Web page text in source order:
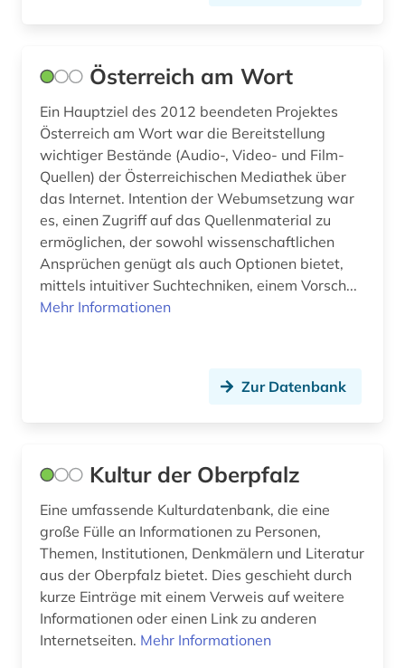
Österreich am Wort
Ein Hauptziel des 2012 beendeten Projektes
Österreich am Wort war die Bereitstellung
wichtiger Bestände (Audio-, Video- und Film-
Quellen) der Österreichischen Mediathek über
das Internet. Intention der Webumsetzung war
es, einen Zugriff auf das Quellenmaterial zu
ermöglichen, der sowohl wissenschaftlichen
Ansprüchen genügt als auch Optionen bietet,
mittels intuitiver Suchtechniken, einem Vorsch...
Mehr Informationen
Zur Datenbank
Kultur der Oberpfalz
Eine umfassende Kulturdatenbank, die eine
große Fülle an Informationen zu Personen,
Themen, Institutionen, Denkmälern und Literatur
aus der Oberpfalz bietet. Dies geschieht durch
kurze Einträge mit einem Verweis auf weitere
Informationen oder einen Link zu anderen
Internetseiten. Mehr Informationen